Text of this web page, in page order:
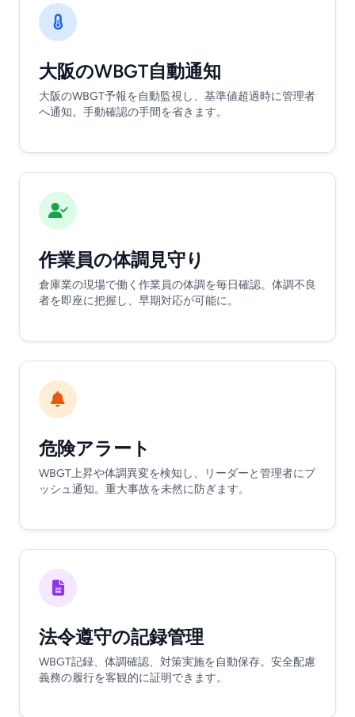
大阪のWBGT自動通知
大阪のWBGT予報を自動監視し、基準値超過時に管理者
へ通知。手動確認の手間を省きます。
作業員の体調見守り
倉庫業の現場で働く作業員の体調を毎日確認。体調不良
者を即座に把握し、早期対応が可能に。
危険アラート
WBGT上昇や体調異変を検知し、リーダーと管理者にプ
ッシュ通知。重大事故を未然に防ぎます。
法令遵守の記録管理
WBGT記録、体調確認、対策実施を自動保存。安全配慮
義務の履行を客観的に証明できます。